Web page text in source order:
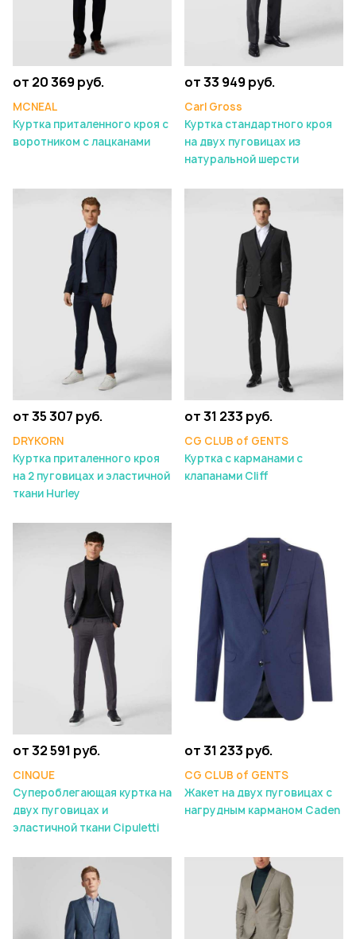
от 20 369 руб.
MCNEAL
Куртка приталенного кроя с
воротником с лацканами
от 33 949 руб.
Carl Gross
Куртка стандартного кроя
на двух пуговицах из
натуральной шерсти
от 35 307 руб.
DRYKORN
Куртка приталенного кроя
на 2 пуговицах и эластичной
ткани Hurley
от 31 233 руб.
CG CLUB of GENTS
Куртка с карманами с
клапанами Cliff
от 32 591 руб.
CINQUE
Супероблегающая куртка на
двух пуговицах и
эластичной ткани Cipuletti
от 31 233 руб.
CG CLUB of GENTS
Жакет на двух пуговицах с
нагрудным карманом Caden